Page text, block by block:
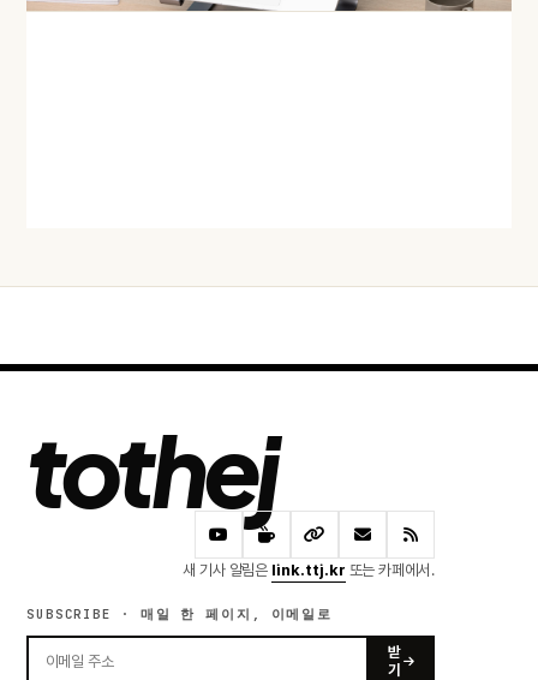
tothej
새 기사 알림은 link.ttj.kr 또는 카페에서.
SUBSCRIBE · 매일 한 페이지, 이메일로
받
기